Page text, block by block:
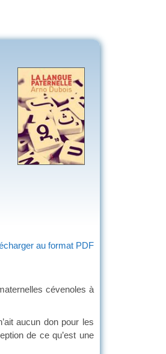
au format PDF
cévenoles à
aucun don pour les
de ce qu’est une